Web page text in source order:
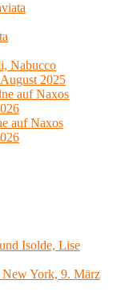
Nabucco
2025
auf Naxos
auf Naxos
Isolde, Lise
York, 9. März